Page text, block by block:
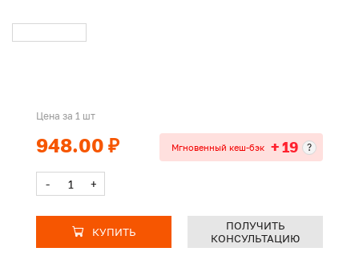
Цена за 1 шт
948.00 ₽ Мгновенный кеш-бэк + 19 ?
- +
КУПИТЬ
ПОЛУЧИТЬ
КОНСУЛЬТАЦИЮ